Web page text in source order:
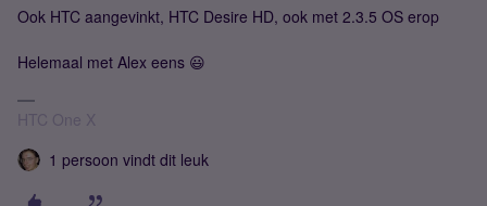
Ook HTC aangevinkt, HTC Desire HD, ook met 2.3.5 OS erop
Helemaal met Alex eens 😃
HTC One X
1 persoon vindt dit leuk